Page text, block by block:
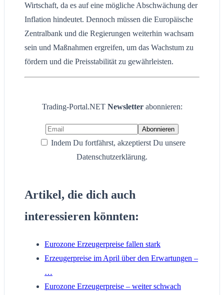
Wirtschaft, da es auf eine mögliche Abschwächung der
Inflation hindeutet. Dennoch müssen die Europäische
Zentralbank und die Regierungen weiterhin wachsam
sein und Maßnahmen ergreifen, um das Wachstum zu
fördern und die Preisstabilität zu gewährleisten.
Trading-Portal.NET Newsletter abonnieren:
Indem Du fortfährst, akzeptierst Du unsere
Datenschutzerklärung.
Artikel, die dich auch
interessieren könnten:
Eurozone Erzeugerpreise fallen stark
Erzeugerpreise im April über den Erwartungen –
…
Eurozone Erzeugerpreise – weiter schwach